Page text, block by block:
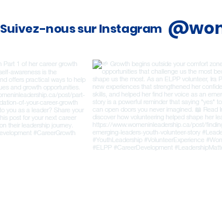
Suivez-nous sur Instagram